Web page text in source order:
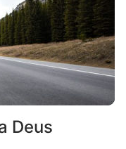
Deus